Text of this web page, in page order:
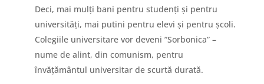
Deci, mai mulți bani pentru studenți și pentru
universități, mai putini pentru elevi și pentru școli.
Colegiile universitare vor deveni ”Sorbonica” –
nume de alint, din comunism, pentru
învățământul universitar de scurtă durată.